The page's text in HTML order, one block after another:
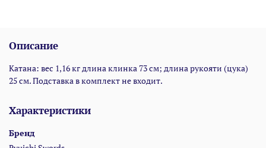
Описание
Катана: вес 1,16 кг длина клинка 73 см; длина рукояти (цука)
25 см. Подставка в комплект не входит.
Характеристики
Бренд